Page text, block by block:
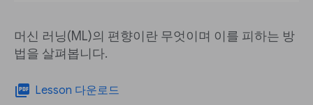
머신 러닝(ML)의 편향이란 무엇이며 이를 피하는 방
법을 살펴봅니다.
picture_as_pdf Lesson 다운로드